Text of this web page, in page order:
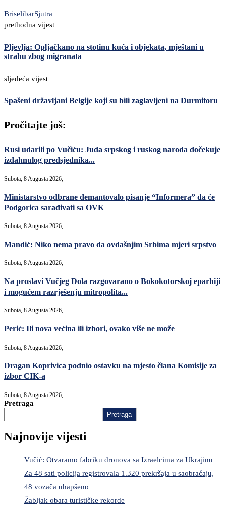
BriselibarSjutra
prethodna vijest
Pljevlja: Opljačkano na stotinu kuća i objekata, mještani u
strahu zbog migranata
sljedeća vijest
Spašeni državljani Belgije koji su bili zaglavljeni na Durmitoru
Pročitajte još:
Rusi udarili po Vučiću: Juda srpskog i ruskog naroda dočekuje
izdahnulog predsjednika...
Subota, 8 Augusta 2026,
Ministarstvo odbrane demantovalo pisanje “Informera” da će
Podgorica sarađivati sa OVK
Subota, 8 Augusta 2026,
Mandić: Niko nema pravo da ovdašnjim Srbima mjeri srpstvo
Subota, 8 Augusta 2026,
Na proslavi Vučjeg Dola razgovarano o Bokokotorskoj eparhiji
i mogućem razrješenju mitropolita...
Subota, 8 Augusta 2026,
Perić: Ili nova većina ili izbori, ovako više ne može
Subota, 8 Augusta 2026,
Dragan Koprivica podnio ostavku na mjesto člana Komisije za
izbor CIK-a
Subota, 8 Augusta 2026,
Pretraga
Pretraga
Najnovije vijesti
Vučić: Otvaramo fabriku dronova sa Izraelcima za Ukrajinu
Za 48 sati policija registrovala 1.320 prekršaja u saobraćaju,
48 vozača uhapšeno
Žabljak obara turističke rekorde